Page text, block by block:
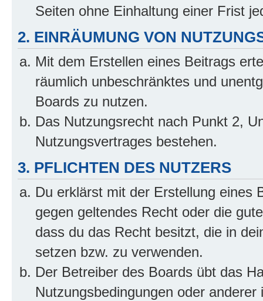
Seiten ohne Einhaltung einer Frist
2. EINRÄUMUNG VON
Mit dem Erstellen eines Beitrags
räumlich unbeschränktes und
Boards zu nutzen.
Das Nutzungsrecht nach Punkt 2,
Nutzungsvertrages bestehen.
3. PFLICHTEN DES NUTZERS
Du erklärst mit der Erstellung eines
gegen geltendes Recht oder die
dass du das Recht besitzt, die in
setzen bzw. zu verwenden.
Der Betreiber des Boards übt das
Nutzungsbedingungen oder